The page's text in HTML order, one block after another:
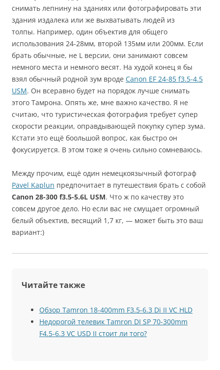
снимать лепнину на зданиях или фотографировать эти
здания издалека или же выхватывать людей из
толпы. Например, один объектив для общего
использования 24-28мм, второй 135мм или 200мм. Если
брать обычные, не L версии, они занимают совсем
немного места и немного весят. На худой конец я бы
взял обычный родной зум вроде Canon EF 24-85 f3.5-4.5
USM. Он всеравно будет на порядок лучше снимать
этого Тамрона. Опять же, мне важно качество. Я не
считаю, что туристическая фотография требует супер
скорости реакции, оправдывающей покупку супер зума.
Кстати это ещё боольшой вопрос, как быстро он
фокусируется. В этом тоже я очень сильно сомневаюсь.
Между прочим, ещё один немецкоязычный фотограф
Pavel Kaplun предпочитает в путешествия брать с собой
Canon 28-300 f3.5-5.6L USM. Что ж по качеству это
совсем другое дело. Но если вас не смущает огромный
белый объектив, весящий 1,7 кг, — может быть это ваш
вариант:)
Читайте также
Обзор Tamron 18-400mm F3.5-6.3 Di II VC HLD
Недорогой телевик Tamron DI SP 70-300mm
F4.5-6.3 VC USD II стоит ли того?